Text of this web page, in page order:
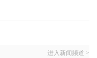
进入新闻频道 >